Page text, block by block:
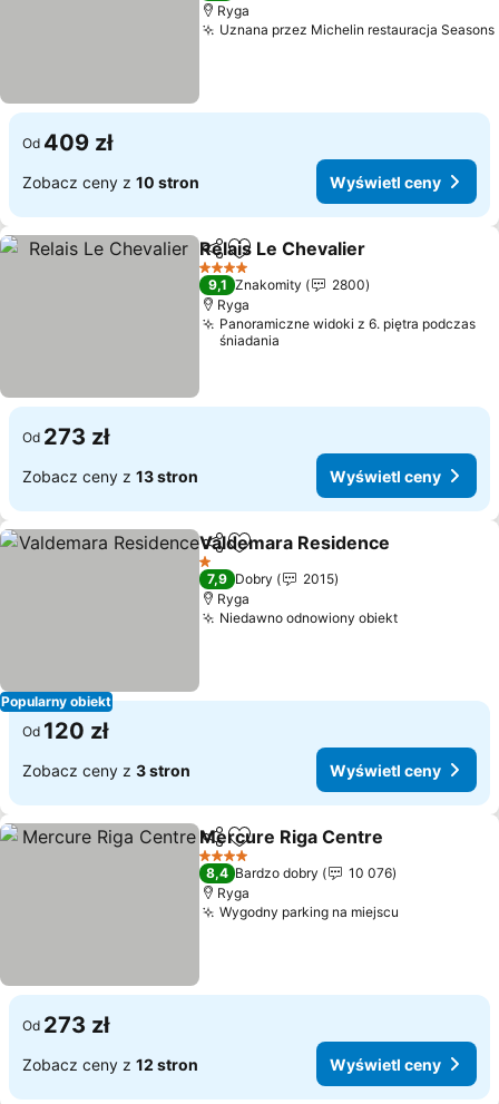
Ryga
Uznana przez Michelin restauracja Seasons
Od 409 zł
Zobacz ceny z 10 stron Wyświetl ceny
UdostępnijDodaj do ulubionych
Relais Le Chevalier
4 Kategoria
9,1 Znakomity
2800
Ryga
Panoramiczne widoki z 6. piętra podczas
śniadania
Od 273 zł
Zobacz ceny z 13 stron Wyświetl ceny
Popularny obiekt
Udostępnij
Dodaj do ulubionych
Valdemara Residence
1 Kategoria
7,9 Dobry
2015
Ryga
Niedawno odnowiony obiekt
Od 120 zł
Zobacz ceny z 3 stron Wyświetl ceny
Udostępnij
Dodaj do ulubionych
Mercure Riga Centre
4 Kategoria
8,4 Bardzo dobry
10 076
Ryga
Wygodny parking na miejscu
Od 273 zł
Zobacz ceny z 12 stron Wyświetl ceny